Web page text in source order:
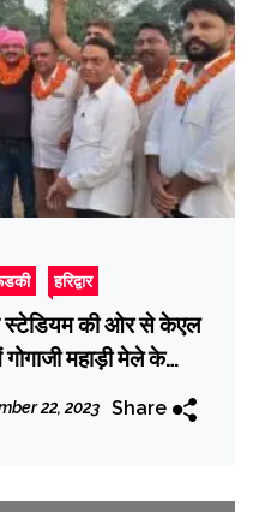
हरिद्वार
स्टेडियम की ओर से केएल
महाड़ी मेले के
का किया गया
22, 2023 Share